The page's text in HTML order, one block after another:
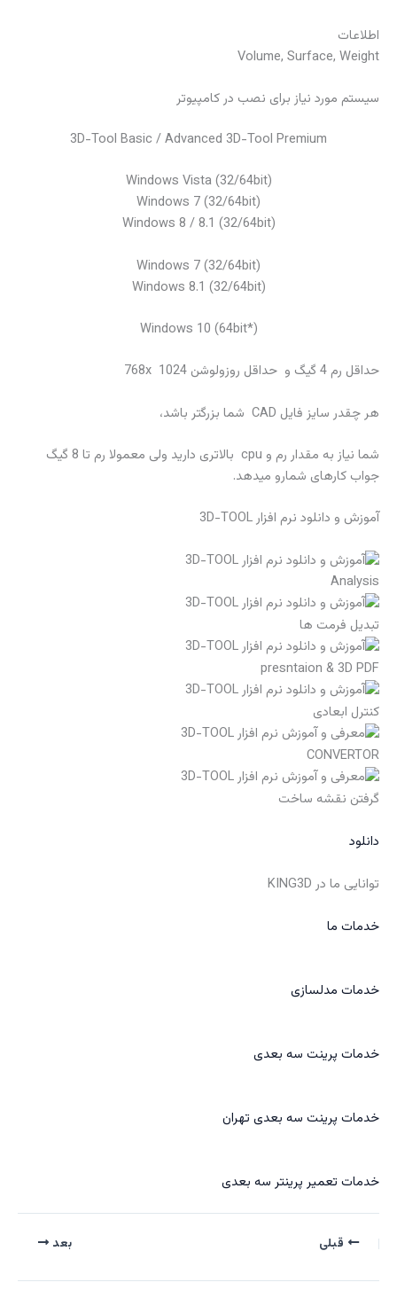
اطلاعات
Volume, Surface, Weight
سیستم مورد نیاز برای نصب در کامپیوتر
3D-Tool Basic / Advanced 3D-Tool Premium
Windows Vista (32/64bit)
Windows 7 (32/64bit)
Windows 8 / 8.1 (32/64bit)
Windows 7 (32/64bit)
Windows 8.1 (32/64bit)
Windows 10 (64bit*)
حداقل رم 4 گیگ و حداقل روزولوشن 1024 768x
هر چقدر سایز فایل CAD شما بزرگتر باشد،
شما نیاز به مقدار رم و cpu بالاتری دارید ولی معمولا رم تا 8 گیگ
جواب کارهای شمارو میدهد.
آموزش و دانلود نرم افزار 3D-TOOL
Analysis
تبدیل فرمت ها
presntaion & 3D PDF
کنترل ابعادی
CONVERTOR
گرفتن نقشه ساخت
دانلود
توانایی ما در KING3D
خدمات ما
خدمات مدلسازی
خدمات پرینت سه بعدی
خدمات پرینت سه بعدی تهران
خدمات تعمیر پرینتر سه بعدی
قبلی بعد